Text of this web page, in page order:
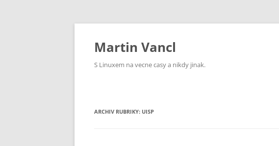
Přejít
webu
Martin Vancl
S Linuxem na vecne casy a nikdy jinak.
ARCHIV RUBRIKY: UISP